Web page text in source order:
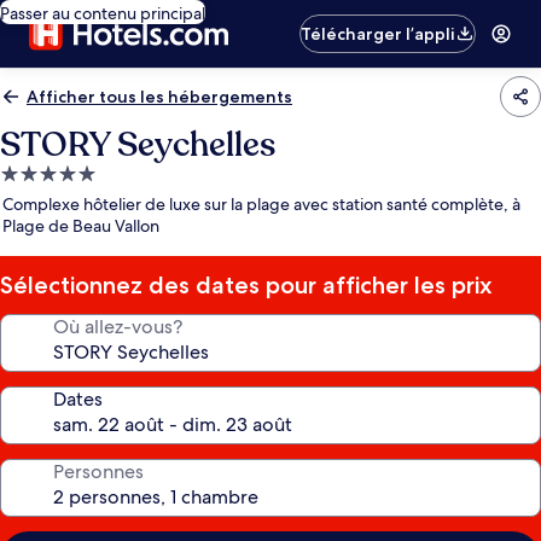
Passer au contenu principal
Télécharger l’appli
Afficher tous les hébergements
STORY Seychelles
Hébergement
5.0 étoiles
Complexe hôtelier de luxe sur la plage avec station santé complète, à
Plage de Beau Vallon
Sélectionnez des dates pour afficher les prix
Où allez-vous?
Dates
Personnes